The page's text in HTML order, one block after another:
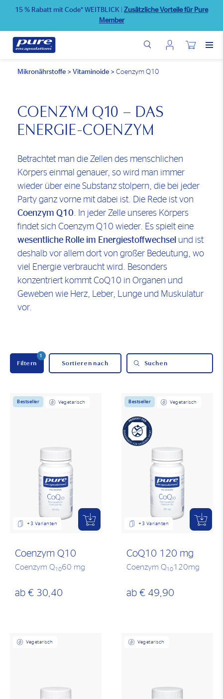
Direkt
Inhalt
15 % Rabatt mit Code* WEITBLICK
Zusätzliche Vorteile für Pure
Member
Wunschliste
Mikronährstoffe > Vitaminoide > Coenzym Q10
COENZYM Q10 – DAS
ENERGIE-COENZYM
Betrachtet man die Zellen des menschlichen
Körpers einmal genauer, so wird man immer
wieder über eine Substanz stolpern, die bei jeder
Party ganz vorne mit dabei ist. Die Rede ist von
Coenzym Q10. In jeder Zelle unseres Körpers
findet sich Coenzym Q10 wieder. Es spielt eine
wesentliche Rolle im Energiestoffwechsel und ist
deshalb vor allem dort von großer Bedeutung, wo
viel Energie verbraucht wird. Besonders
konzentriert kommt CoQ10 in Organen und
Geweben wie Herz, Leber, Lunge und Muskulatur
vor.
Filtern
1
Suchen
Bestseller Vegetarisch
+3 Varianten
Coenzym Q10
Coenzym Q1060 mg
ab € 30,40
Bestseller Vegetarisch
+3 Varianten
CoQ10 120 mg
Coenzym Q10120mg
ab € 49,90
Vegetarisch Vegetarisch